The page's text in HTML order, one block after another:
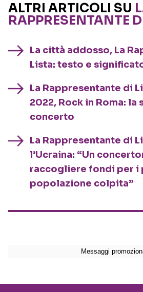
ALTRI ARTICOLI SU
RAPPRESENTANTE
La città addosso, La
Lista: testo e
La Rappresentante di
2022, Rock in Roma: la
concerto
La Rappresentante di
l’Ucraina: “Un
raccogliere fondi per i
popolazione colpita”